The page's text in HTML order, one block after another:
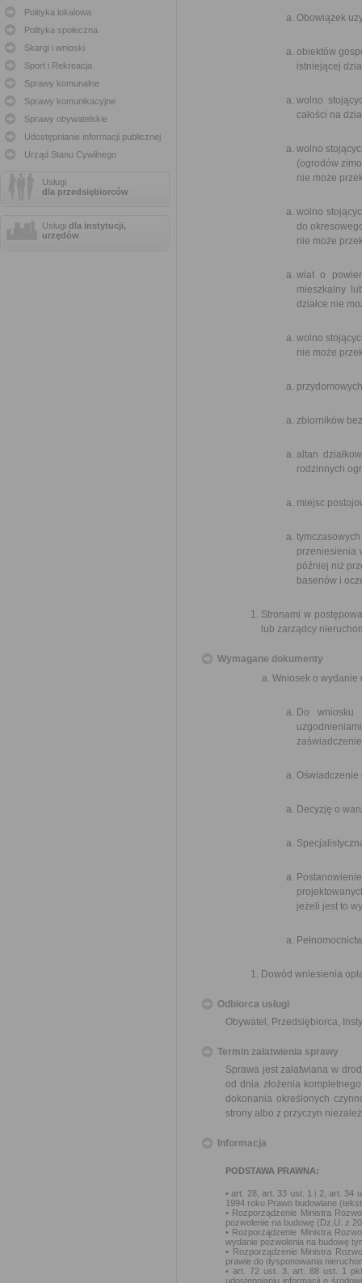
Polityka lokalowa
Polityka społeczna
Skargi i wnioski
Sport i Rekreacja
Sprawy komunalne
Sprawy komunikacyjne
Sprawy obywatelskie
Udostępnianie informacji publicznej
Urząd Stanu Cywilnego
Usługi
dla przedsiębiorców
Usługi dla instytucji,
urzędów
Obowiązek
obiektów
istniejącej
wolno
całości na
wolno
(ogrodów
nie może
wolno
do
nie może
wiat o
mieszkalny
działce nie
wolno
nie może
zbiorników
altan
rodzinnych
miejsc
przeniesienia
później niż
basenów i
Stronami w
lub zarządcy
Wymagane dokumenty
Wniosek o wydanie
Do wniosku
Oświadczenie
Decyzję o
jeżeli jest to
Dowód wniesienia
Odbiorca usługi
Obywatel, Przedsiębiorca,
Termin załatwienia sprawy
Sprawa jest załatwiana w
od dnia złożenia
dokonania określonych
strony albo z przyczyn
Informacja
PODSTAWA PRAWNA:
• art. 28, art. 33 ust. 1 i 2, art. 34
1994 roku Prawo budowlane
• Rozporządzenie Ministra
pozwolenie na budowę (Dz.U. z
• Rozporządzenie Ministra
wydanie pozwolenia na budowę
• Rozporządzenie Ministra
prawie do dysponowania
• art. 72 ust. 3, art. 88 ust. 1
udostępnianiu informacji o